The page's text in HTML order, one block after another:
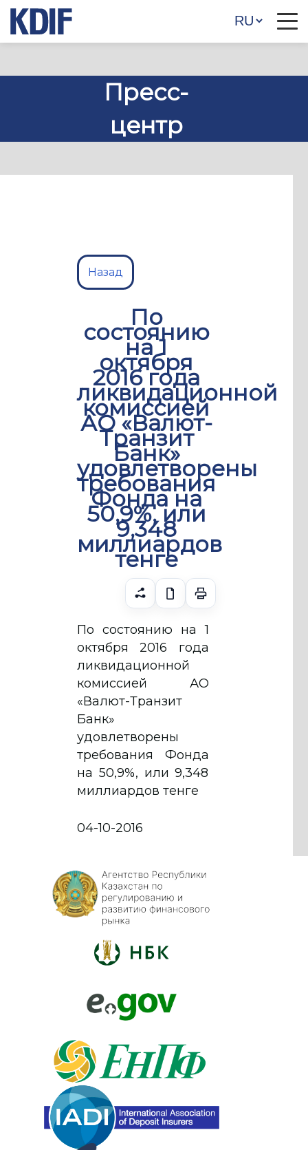
Пресс-
центр
Назад
По
состоянию
на 1
октября
2016 года
ликвидационной
комиссией
АО «Валют-
Транзит
Банк»
удовлетворены
требования
Фонда на
50,9%, или
9,348
миллиардов
тенге
По состоянию на 1
октября 2016 года
ликвидационной
комиссией АО
«Валют-Транзит
Банк»
удовлетворены
требования Фонда
на 50,9%, или 9,348
миллиардов тенге
04-10-2016